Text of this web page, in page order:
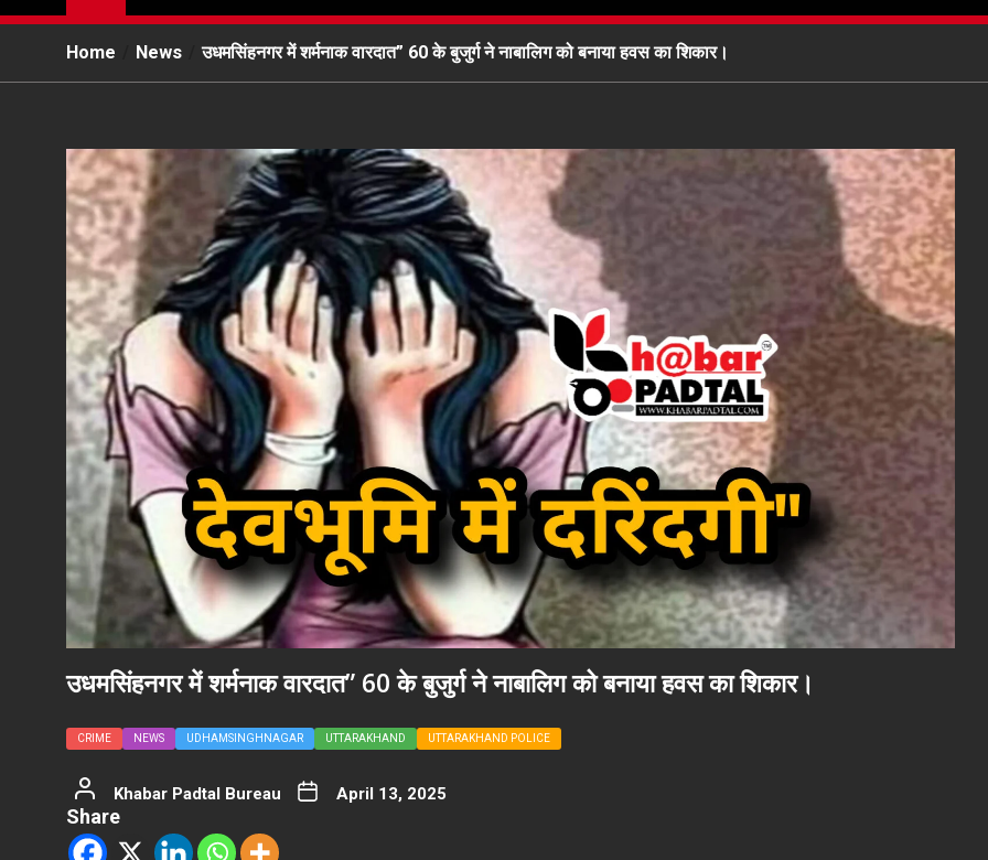
Home News उधमसिंहनगर में शर्मनाक वारदात” 60 के बुजुर्ग ने नाबालिग को बनाया हवस का शिकार।
उधमसिंहनगर में शर्मनाक वारदात” 60 के बुजुर्ग ने नाबालिग को बनाया हवस का शिकार।
CRIME NEWS UDHAMSINGHNAGAR UTTARAKHAND UTTARAKHAND POLICE
Khabar Padtal Bureau April 13, 2025
Share